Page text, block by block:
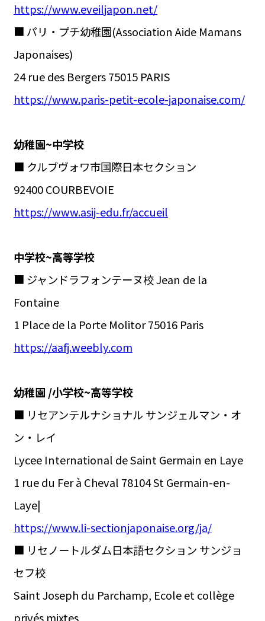
https://www.eveiljapon.net/
■ パリ・プチ幼稚園(Association Aide Mamans
Japonaises)
24 rue des Bergers 75015 PARIS
https://www.paris-petit-ecole-japonaise.com/
幼稚園~中学校
■ クルブヴォワ市国際日本セクション
92400 COURBEVOIE
https://www.asij-edu.fr/accueil
中学校~高等学校
■ ジャンドラフォンテーヌ校 Jean de la
Fontaine
1 Place de la Porte Molitor 75016 Paris
https://aafj.weebly.com
幼稚園 /小学校~高等学校
■ リセアンテルナショナル サンジェルマン・オ
ン・レイ
Lycee International de Saint Germain en Laye
1 rue du Fer à Cheval 78104 St Germain-en-
Laye|
https://www.li-sectionjaponaise.org/ja/
■ リセノートルダム日本語セクション サンジョ
セフ校
Saint Joseph du Parchamp, Ecole et collège
privés mixtes